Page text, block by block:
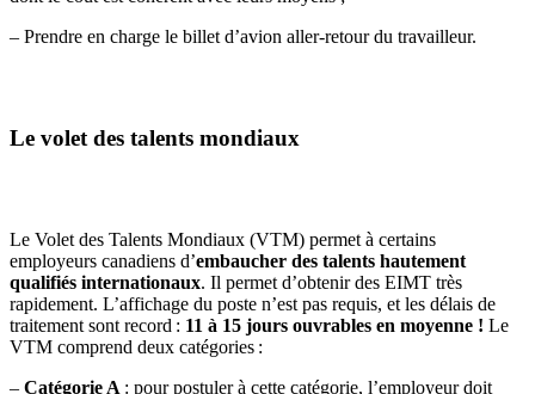
– Prendre en charge le billet d’avion aller-retour du travailleur.
Le volet des talents mondiaux
Le Volet des Talents Mondiaux (VTM) permet à certains
employeurs canadiens d’embaucher des talents hautement
qualifiés internationaux. Il permet d’obtenir des EIMT très
rapidement. L’affichage du poste n’est pas requis, et les délais de
traitement sont record : 11 à 15 jours ouvrables en moyenne ! Le
VTM comprend deux catégories :
– Catégorie A : pour postuler à cette catégorie, l’employeur doit